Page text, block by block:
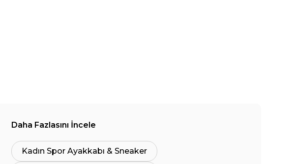
Daha Fazlasını İncele
Kadın Spor Ayakkabı & Sneaker